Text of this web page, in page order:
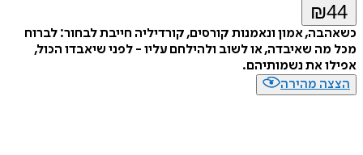
₪
אמון ונאמנות קורסים, קורדיליה חייבת לבחור: לברוח
שאיבדה, או לשוב ולהילחם עליו - לפני שיאבדו הכול,
את נשמותיהם.
מהירה